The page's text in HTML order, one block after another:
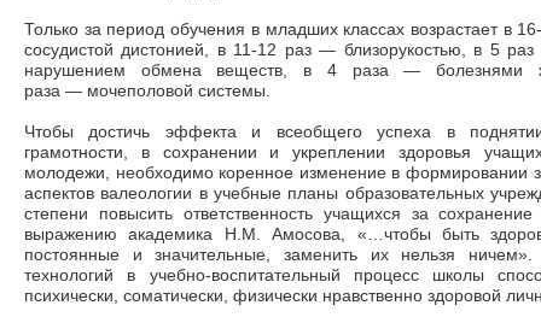
Только за период обучения в младших классах возрастает в
сосудистой дистонией, в 11-12 раз— близорукостью, в 5 раз
нарушением обмена веществ, в 4 раза— болезнями
раза — мочеполовой системы.
Чтобы достичь эффекта и всеобщего успеха в поднятии
грамотности, в сохранении и укреплении здоровья
молодежи, необходимо коренное изменение в формировании
аспектов валеологии в учебные планы образовательных
степени повысить ответственность учащихся за
выражению академика Н.М. Амосова, «…чтобы быть
постоянные и значительные, заменить их нельзя ничем».
технологий в учебно-воспитательный процесс школы
психически, соматически, физически нравственно здоровой